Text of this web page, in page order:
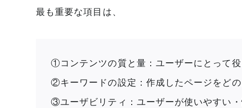
最も重要な項目は、
①コンテンツの質と量：ユーザーにとって
②キーワードの設定：作成したページをど
③ユーザビリティ：ユーザーが使いやすい